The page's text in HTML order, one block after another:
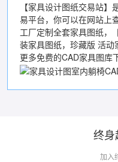
【家具设计图纸交易站】
易平台，你可以在网站上
工厂定制全套家具图纸，
装家具图纸， 珍藏版 活动
更多免费的CAD家具图库
终身
加入